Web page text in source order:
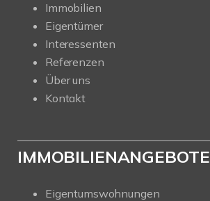
Immobilien
Eigentümer
Interessenten
Referenzen
Über uns
Kontakt
IMMOBILIENANGEBOTE
Eigentumswohnungen